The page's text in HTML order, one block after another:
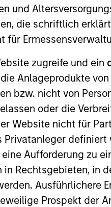
und
die schriftlich
zugreife und ein
Anlageprodukte
bzw. nicht von
oder die
Website nicht für
Aufforderung zu
Rechtsgebieten, in
Ausführlichere
Prospekt der
and is a member
Mr.
Morgan Stanley, Mr.
and underwriting of
on the Leverage &
sector. Mr.
(“CFA”) charter-